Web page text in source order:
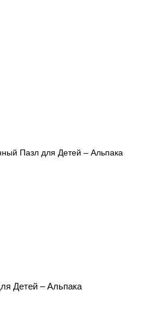
Детей – Альпака